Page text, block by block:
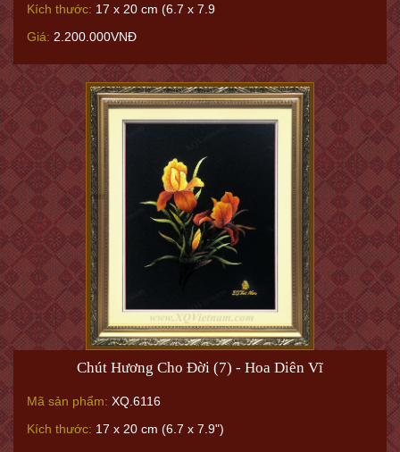
Kích thước: 17 x 20 cm (6.7 x 7.9
Giá: 2.200.000VNĐ
Chút Hương Cho Đời (7) - Hoa Diên Vĩ
Mã sản phẩm: XQ.6116
Kích thước: 17 x 20 cm (6.7 x 7.9")